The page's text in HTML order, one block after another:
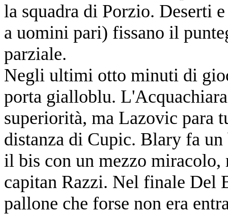
la squadra di Porzio. Deserti
a uomini pari) fissano il
parziale.
Negli ultimi otto minuti di
porta gialloblu.
superiorità, ma Lazovic para
distanza di Cupic. Blary fa
il bis con un mezzo
capitan Razzi. Nel finale Del
pallone che forse non era